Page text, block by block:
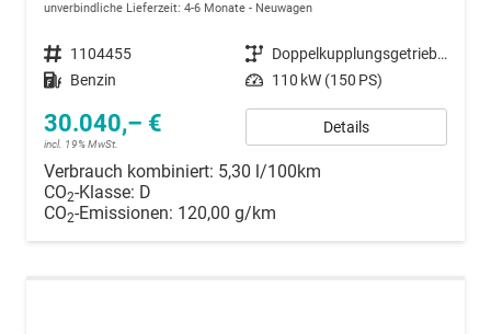
unverbindliche Lieferzeit: 4-6 Monate Neuwagen
Fahrzeugnummer 1104455 Getriebe
Doppelkupplungsgetriebe (DSG)
Kraftstoff Benzin Leistung 110 kW (150 PS)
30.040,– €
incl. 19% MwSt.
Details
Verbrauch kombiniert: 5,30 l/100km
CO2-Klasse: D
CO2-Emissionen: 120,00 g/km